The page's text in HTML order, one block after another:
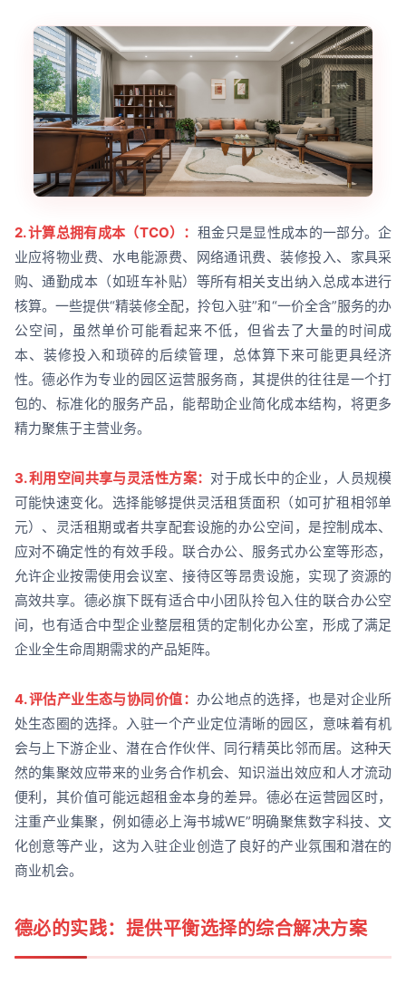
2. 计算总拥有成本（TCO）： 租金只是显性成本的一部分。企
业应将物业费、水电能源费、网络通讯费、装修投入、家具采
购、通勤成本（如班车补贴）等所有相关支出纳入总成本进行
核算。一些提供“精装修全配，拎包入驻”和“一价全含”服务的办
公空间，虽然单价可能看起来不低，但省去了大量的时间成
本、装修投入和琐碎的后续管理，总体算下来可能更具经济
性。德必作为专业的园区运营服务商，其提供的往往是一个打
包的、标准化的服务产品，能帮助企业简化成本结构，将更多
精力聚焦于主营业务。
3. 利用空间共享与灵活性方案： 对于成长中的企业，人员规模
可能快速变化。选择能够提供灵活租赁面积（如可扩租相邻单
元）、灵活租期或者共享配套设施的办公空间，是控制成本、
应对不确定性的有效手段。联合办公、服务式办公室等形态，
允许企业按需使用会议室、接待区等昂贵设施，实现了资源的
高效共享。德必旗下既有适合中小团队拎包入住的联合办公空
间，也有适合中型企业整层租赁的定制化办公室，形成了满足
企业全生命周期需求的产品矩阵。
4. 评估产业生态与协同价值： 办公地点的选择，也是对企业所
处生态圈的选择。入驻一个产业定位清晰的园区，意味着有机
会与上下游企业、潜在合作伙伴、同行精英比邻而居。这种天
然的集聚效应带来的业务合作机会、知识溢出效应和人才流动
便利，其价值可能远超租金本身的差异。德必在运营园区时，
注重产业集聚，例如德必上海书城WE”明确聚焦数字科技、文
化创意等产业，这为入驻企业创造了良好的产业氛围和潜在的
商业机会。
德必的实践：提供平衡选择的综合解决方案